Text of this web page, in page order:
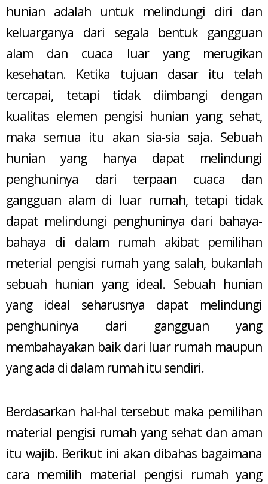
hunian adalah untuk melindungi diri dan
keluarganya dari segala bentuk gangguan
alam dan cuaca luar yang merugikan
kesehatan. Ketika tujuan dasar itu telah
tercapai, tetapi tidak diimbangi dengan
kualitas elemen pengisi hunian yang sehat,
maka semua itu akan sia-sia saja. Sebuah
hunian yang hanya dapat melindungi
penghuninya dari terpaan cuaca dan
gangguan alam di luar rumah, tetapi tidak
dapat melindungi penghuninya dari bahaya-
bahaya di dalam rumah akibat pemilihan
meterial pengisi rumah yang salah, bukanlah
sebuah hunian yang ideal. Sebuah hunian
yang ideal seharusnya dapat melindungi
penghuninya dari gangguan yang
membahayakan baik dari luar rumah maupun
yang ada di dalam rumah itu sendiri.
Berdasarkan hal-hal tersebut maka pemilihan
material pengisi rumah yang sehat dan aman
itu wajib. Berikut ini akan dibahas bagaimana
cara memilih material pengisi rumah yang